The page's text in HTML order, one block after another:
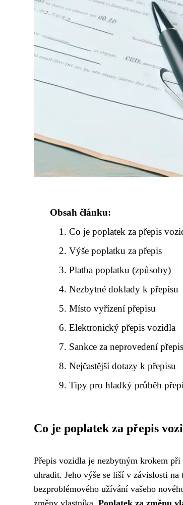
Obsah článku:
Co je poplatek za přepis
Výše poplatku za přepis
Platba poplatku (způsoby)
Nezbytné doklady k přepisu
Místo vyřízení přepisu
Elektronický přepis vozidla
Sankce za neprovedení
Nejčastější dotazy k přepisu
Tipy pro hladký průběh
Co je poplatek za přepis
Přepis vozidla je nezbytným krokem
uhradit. Jeho výše se liší v závislosti
bezproblémového užívání vašeho
změny vlastníka. Poplatek za změnu